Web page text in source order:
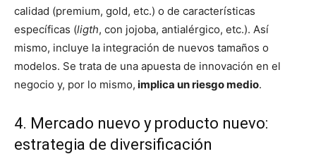
calidad (premium, gold, etc.) o de características
específicas (ligth, con jojoba, antialérgico, etc.). Así
mismo, incluye la integración de nuevos tamaños o
modelos. Se trata de una apuesta de innovación en el
negocio y, por lo mismo, implica un riesgo medio.
4. Mercado nuevo y producto nuevo:
estrategia de diversificación